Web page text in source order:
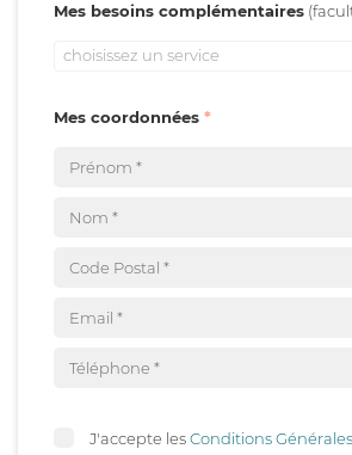
Mes besoins complémentaires
choisissez un service
Mes coordonnées
J'accepte lesConditions